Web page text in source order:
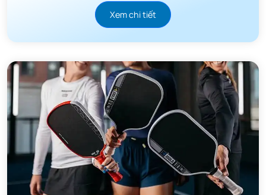
2. Trọng lượng tối Ưu (7.8oz) cần bằng
giữa tốc độ và sức mạnh
Với trọng lượng trung bình chỉ 7.8 oz, Agassi Edge Heat
Vision nằm trong phân khúc vợt Mid-light, lý tưởng cho
những người chơi ưu tiên tốc độ phản xạ tại lưới và khả
năng cơ động của cánh tay.
Trọng lượng này đủ nhẹ để kiểm soát các pha "fast
hands" (đánh nhanh liên tục) tại khu vực kitchen, nhưng
Xem chi tiết